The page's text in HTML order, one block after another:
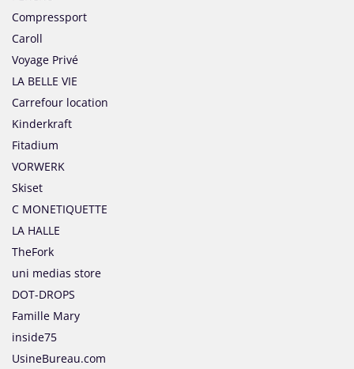
Compressport
Caroll
Voyage Privé
LA BELLE VIE
Carrefour location
Kinderkraft
Fitadium
VORWERK
Skiset
C MONETIQUETTE
LA HALLE
TheFork
uni medias store
DOT-DROPS
Famille Mary
inside75
UsineBureau.com